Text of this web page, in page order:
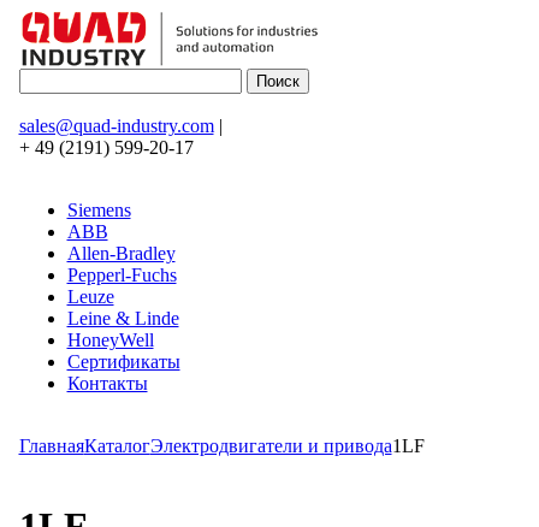
sales@quad-industry.com|
+ 49 (2191) 599-20-17
Siemens
ABB
Allen-Bradley
Pepperl-Fuchs
Leuze
Leine & Linde
HoneyWell
Сертификаты
Контакты
ГлавнаяКаталогЭлектродвигатели и привода1LF